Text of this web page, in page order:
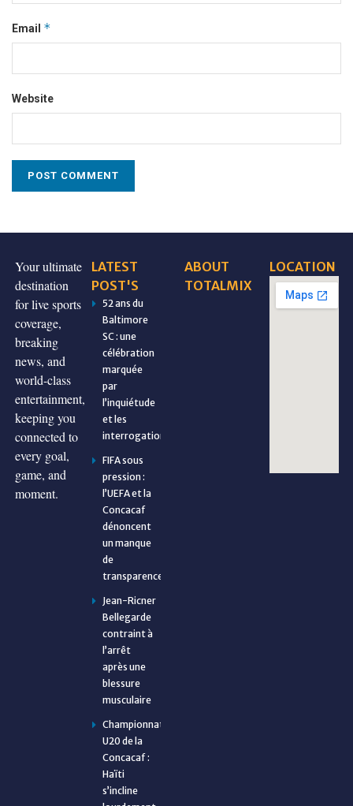
Email *
Website
Your ultimate
destination
for live sports
coverage,
breaking
news, and
world-class
entertainment,
keeping you
connected to
every goal,
game, and
moment.
LATEST
POST'S
52 ans du
Baltimore
SC : une
célébration
marquée
par
l’inquiétude
et les
interrogations
FIFA sous
pression :
l’UEFA et la
Concacaf
dénoncent
un manque
de
transparence
Jean-Ricner
Bellegarde
contraint à
l’arrêt
après une
blessure
musculaire
Championnat
U20 de la
Concacaf :
Haïti
s’incline
ABOUT
TOTALMIX
LOCATION